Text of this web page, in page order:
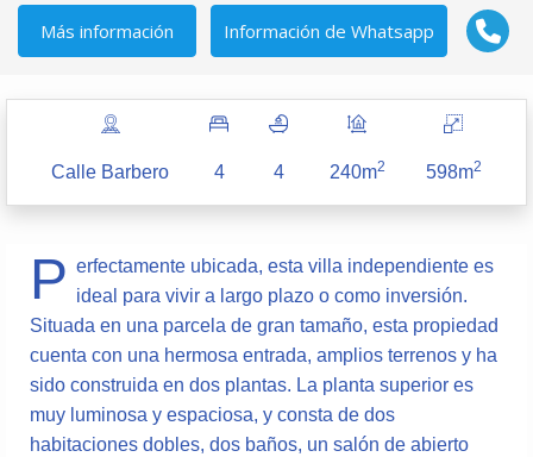
Más información Información de Whatsapp
Calle Barbero 4 4 240m2 598m2
P erfectamente ubicada, esta villa independiente es
ideal para vivir a largo plazo o como inversión.
Situada en una parcela de gran tamaño, esta propiedad
cuenta con una hermosa entrada, amplios terrenos y ha
sido construida en dos plantas. La planta superior es
muy luminosa y espaciosa, y consta de dos
habitaciones dobles, dos baños, un salón de abierto